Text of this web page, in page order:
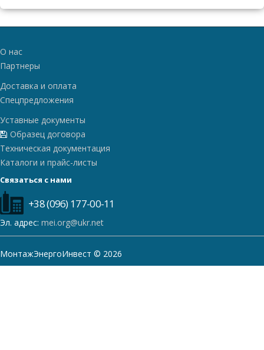
О нас
Партнеры
Доставка и оплата
Спецпредложения
Уставные документы
Образец договора
Техническая документация
Каталоги и прайс-листы
Связаться с нами
+38 (096) 177-00-11
Эл. адрес: mei.org@ukr.net
МонтажЭнергоИнвест © 2026